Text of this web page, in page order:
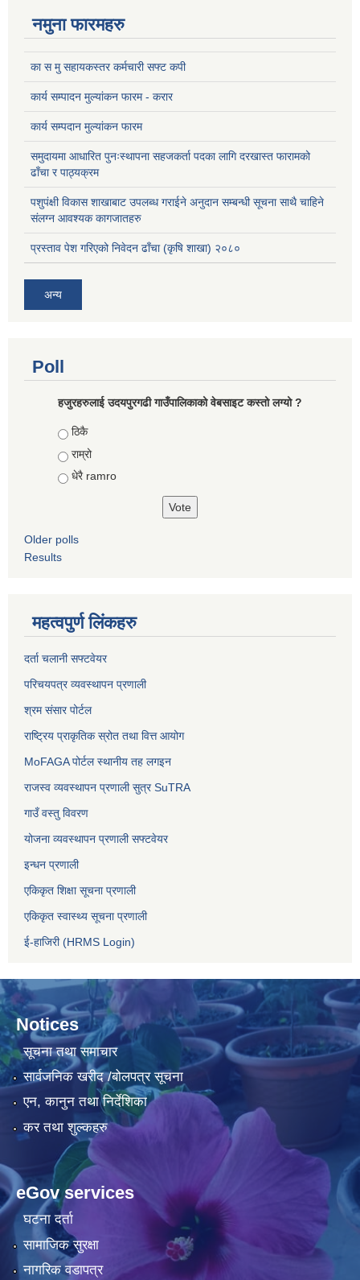
नमुना फारमहरु
का स मु सहायकस्तर कर्मचारी सफ्ट कपी
कार्य सम्पादन मुल्यांकन फारम - करार
कार्य सम्पदान मुल्यांकन फारम
समुदायमा आधारित पुनःस्थापना सहजकर्ता पदका लागि दरखास्त फारामको
ढाँचा र पाठ्यक्रम
पशुपंक्षी विकास शाखाबाट उपलब्ध गराईने अनुदान सम्बन्धी सूचना साथै चाहिने
संलग्न आवश्यक कागजातहरु
प्रस्ताव पेश गरिएको निवेदन ढाँचा (कृषि शाखा) २०८०
अन्य
Poll
हजुरहरुलाई उदयपुरगढी गाउँपालिकाको वेबसाइट कस्तो लग्यो ?
Choices
ठिकै
राम्रो
धेरै ramro
Older polls
Results
महत्वपुर्ण लिंकहरु
दर्ता चलानी सफ्टवेयर
परिचयपत्र व्यवस्थापन प्रणाली
श्रम संसार पोर्टल
राष्ट्रिय प्राकृतिक स्रोत तथा वित्त आयोग
MoFAGA पोर्टल स्थानीय तह लगइन
राजस्व व्यवस्थापन प्रणाली सुत्र SuTRA
गाउँ वस्तु विवरण
योजना व्यवस्थापन प्रणाली सफ्टवेयर
इन्धन प्रणाली
एकिकृत शिक्षा सूचना प्रणाली
एकिकृत स्वास्थ्य सूचना प्रणाली
ई-हाजिरी (HRMS Login)
Notices
सूचना तथा समाचार
सार्वजनिक खरीद /बोलपत्र सूचना
एन, कानुन तथा निर्देशिका
कर तथा शुल्कहरु
eGov services
घटना दर्ता
सामाजिक सुरक्षा
नागरिक वडापत्र